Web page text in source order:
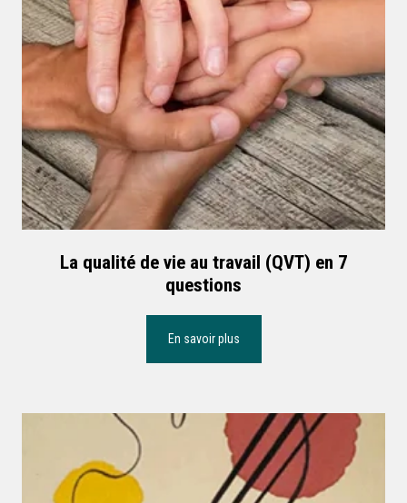
La qualité de vie au travail (QVT) en 7
questions
En savoir plus